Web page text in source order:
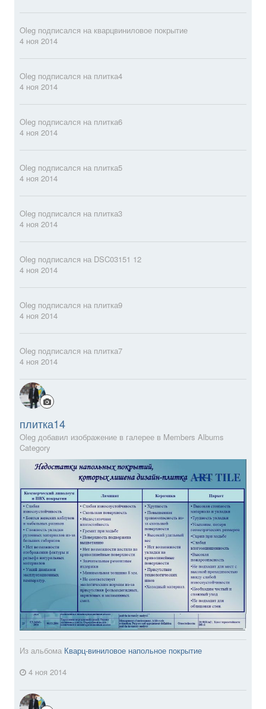
Oleg подписался на кварцвиниловое покрытие
4 ноя 2014
Oleg подписался на плитка4
4 ноя 2014
Oleg подписался на плитка6
4 ноя 2014
Oleg подписался на плитка5
4 ноя 2014
Oleg подписался на плитка3
4 ноя 2014
Oleg подписался на DSC03151 12
4 ноя 2014
Oleg подписался на плитка9
4 ноя 2014
Oleg подписался на плитка7
4 ноя 2014
плитка14
Oleg добавил изображение в галерее в Members Albums
Category
Из альбома Кварц-виниловое напольное покрытие
4 ноя 2014